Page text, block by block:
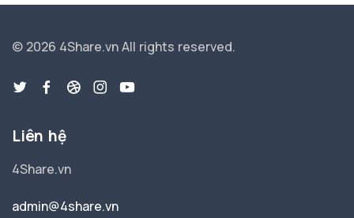
© 2026 4Share.vnAll rights reserved.
Liên hệ
4Share.vn
admin@4share.vn